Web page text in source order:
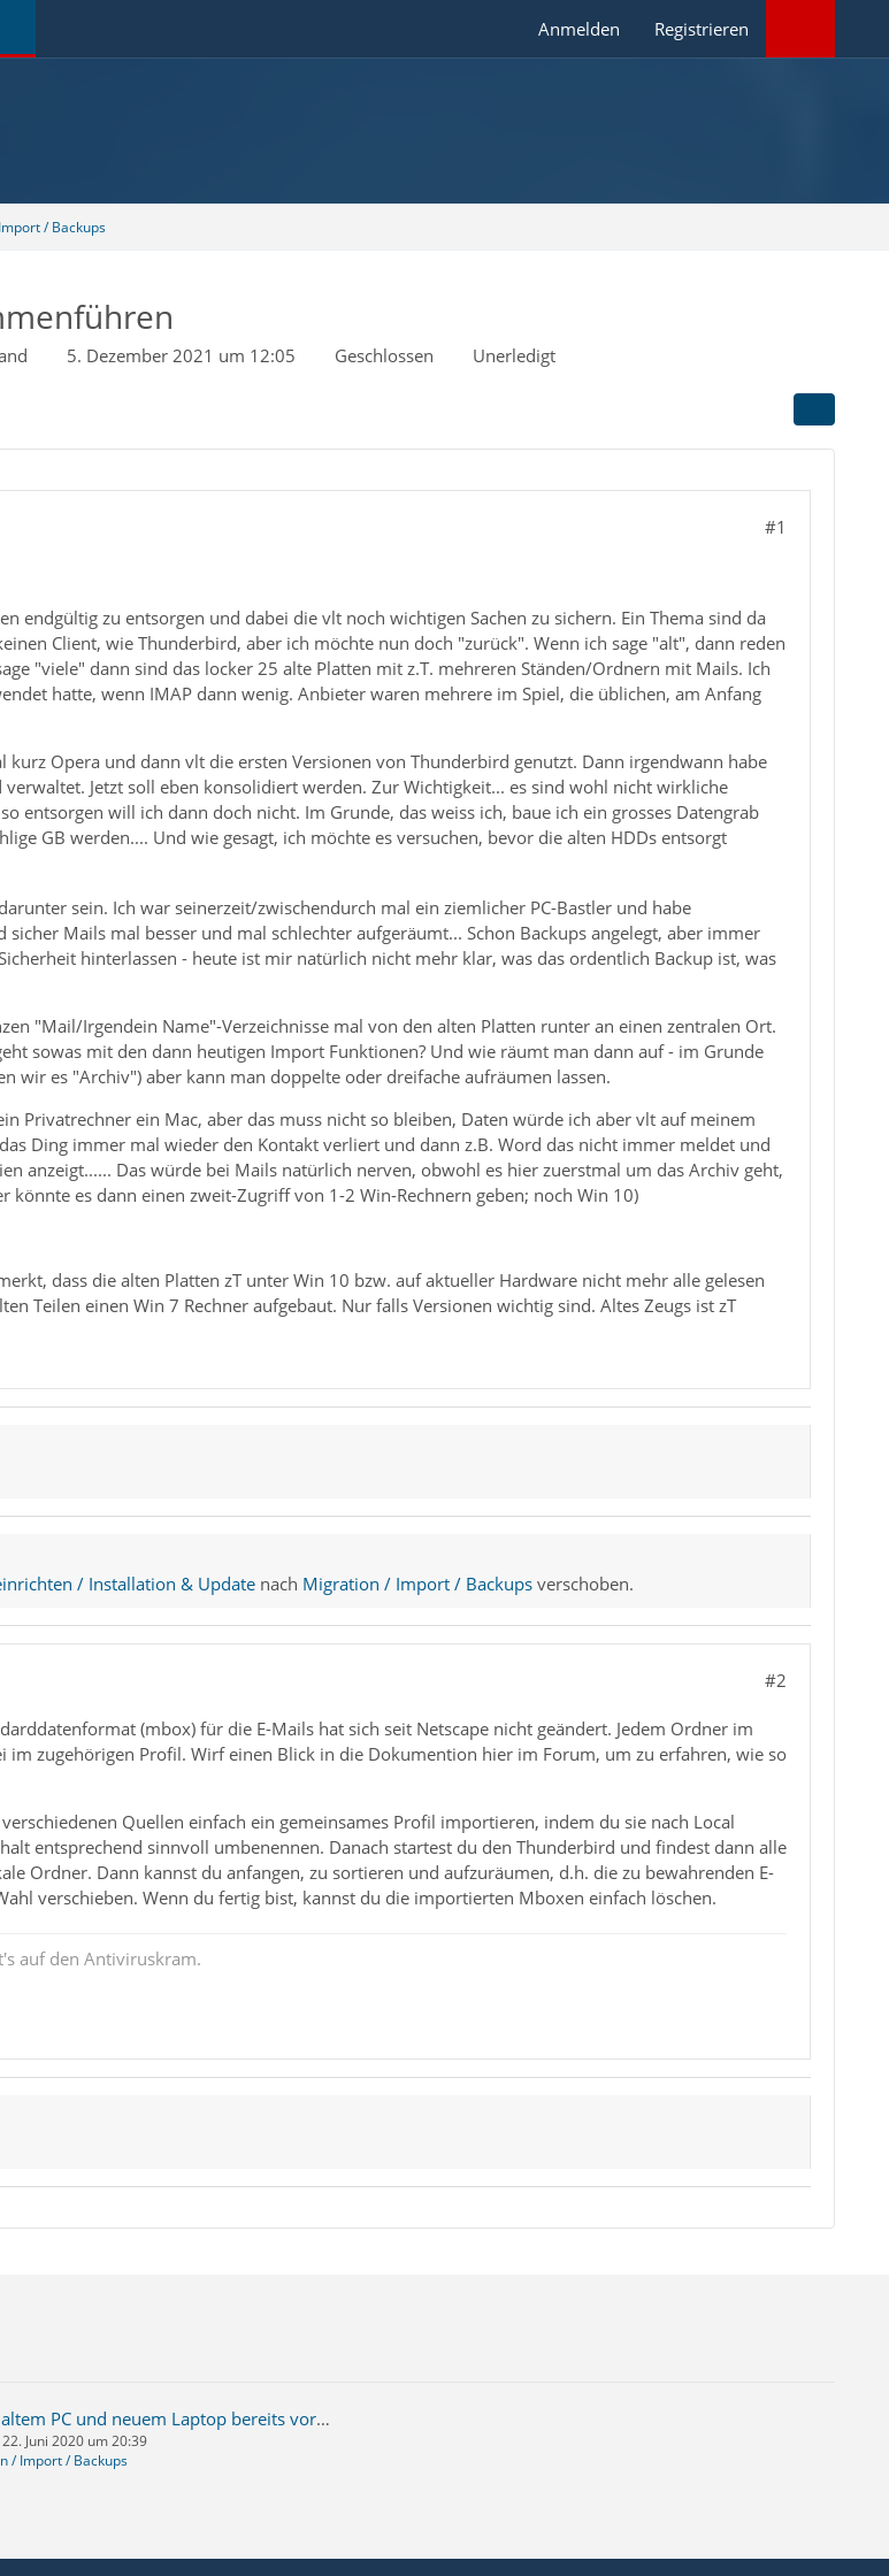
Anmelden Registrieren
/ Backups
5. Dezember 2021 um 12:05 Geschlossen Unerledigt
#1
endgültig zu entsorgen und dabei die vlt noch wichtigen Sachen zu sichern. Ein Thema sind da
Client, wie Thunderbird, aber ich möchte nun doch "zurück". Wenn ich sage "alt", dann reden
"viele" dann sind das locker 25 alte Platten mit z.T. mehreren Ständen/Ordnern mit Mails. Ich
hatte, wenn IMAP dann wenig. Anbieter waren mehrere im Spiel, die üblichen, am Anfang
kurz Opera und dann vlt die ersten Versionen von Thunderbird genutzt. Dann irgendwann habe
Jetzt soll eben konsolidiert werden. Zur Wichtigkeit... es sind wohl nicht wirkliche
entsorgen will ich dann doch nicht. Im Grunde, das weiss ich, baue ich ein grosses Datengrab
GB werden.... Und wie gesagt, ich möchte es versuchen, bevor die alten HDDs entsorgt
sein. Ich war seinerzeit/zwischendurch mal ein ziemlicher PC-Bastler und habe
sicher Mails mal besser und mal schlechter aufgeräumt... Schon Backups angelegt, aber immer
hinterlassen - heute ist mir natürlich nicht mehr klar, was das ordentlich Backup ist, was
"Mail/Irgendein Name"-Verzeichnisse mal von den alten Platten runter an einen zentralen Ort.
sowas mit den dann heutigen Import Funktionen? Und wie räumt man dann auf - im Grunde
wir es "Archiv") aber kann man doppelte oder dreifache aufräumen lassen.
Privatrechner ein Mac, aber das muss nicht so bleiben, Daten würde ich aber vlt auf meinem
Ding immer mal wieder den Kontakt verliert und dann z.B. Word das nicht immer meldet und
anzeigt...... Das würde bei Mails natürlich nerven, obwohl es hier zuerstmal um das Archiv geht,
könnte es dann einen zweit-Zugriff von 1-2 Win-Rechnern geben; noch Win 10)
dass die alten Platten zT unter Win 10 bzw. auf aktueller Hardware nicht mehr alle gelesen
Teilen einen Win 7 Rechner aufgebaut. Nur falls Versionen wichtig sind. Altes Zeugs ist zT
/ Installation & Updatenach Migration / Import / Backupsverschoben.
#2
(mbox) für die E-Mails hat sich seit Netscape nicht geändert. Jedem Ordner im
im zugehörigen Profil. Wirf einen Blick in die Dokumention hier im Forum, um zu erfahren, wie so
Quellen einfach ein gemeinsames Profil importieren, indem du sie nach Local
entsprechend sinnvoll umbenennen. Danach startest du den Thunderbird und findest dann alle
Ordner. Dann kannst du anfangen, zu sortieren und aufzuräumen, d.h. die zu bewahrenden E-
verschieben. Wenn du fertig bist, kannst du die importierten Mboxen einfach löschen.
auf den Antiviruskram.
TB auf altem PC und neuem Laptop bereits vorhanden, nun wie zusammenführen?
22. Juni 2020 um 20:39
/ Import / Backups